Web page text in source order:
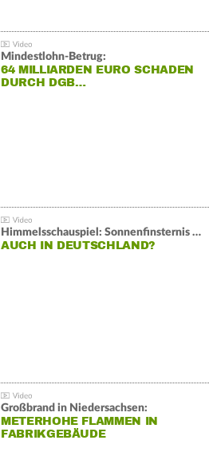
Mindestlohn-Betrug:
64 MILLIARDEN EURO SCHADEN
DURCH DGB…
Himmelsschauspiel: Sonnenfinsternis über Spanien
AUCH IN DEUTSCHLAND?
Großbrand in Niedersachsen:
METERHOHE FLAMMEN IN
FABRIKGEBÄUDE